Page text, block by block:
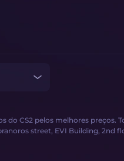
do CS2 pelos melhores preços.
street, EVI Building, 2nd